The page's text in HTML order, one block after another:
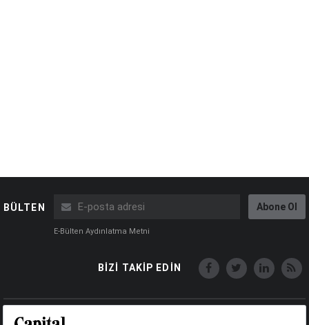
BÜLTEN Abone Ol
E-Bülten Aydınlatma Metni
BİZİ TAKİP EDİN